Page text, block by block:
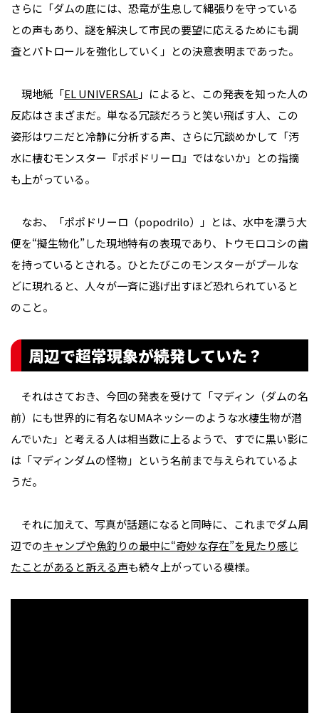
さらに「ダムの底には、恐竜が生息して縄張りを守っている
との声もあり、謎を解決して市民の要望に応えるためにも調
査とパトロールを強化していく」との決意表明まであった。
現地紙「EL UNIVERSAL」によると、この発表を知った人の
反応はさまざまだ。単なる冗談だろうと笑い飛ばす人、この
姿形はワニだと冷静に分析する声、さらに冗談めかして「汚
水に棲むモンスター『ポポドリーロ』ではないか」との指摘
も上がっている。
なお、「ポポドリーロ（popodrilo）」とは、水中を漂う大
便を“擬生物化”した現地特有の表現であり、トウモロコシの歯
を持っているとされる。ひとたびこのモンスターがプールな
どに現れると、人々が一斉に逃げ出すほど恐れられていると
のこと。
周辺で超常現象が続発していた？
それはさておき、今回の発表を受けて「マディン（ダムの名
前）にも世界的に有名なUMAネッシーのような水棲生物が潜
んでいた」と考える人は相当数に上るようで、すでに黒い影に
は「マディンダムの怪物」という名前まで与えられているよ
うだ。
それに加えて、写真が話題になると同時に、これまでダム周
辺でのキャンプや魚釣りの最中に“奇妙な存在”を見たり感じ
たことがあると訴える声も続々上がっている模様。